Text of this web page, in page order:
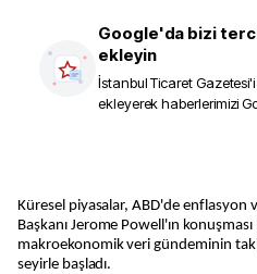
Google'da bizi
ekleyin
İstanbul Ticaret Gazetesi
ekleyerek haberlerimizi
Küresel piyasalar, ABD'de enflasyon ve ABD Merkez Bankası (Fed)
Başkanı Jerome Powell'ın
makroekonomik veri gündeminin
seyirle başladı.